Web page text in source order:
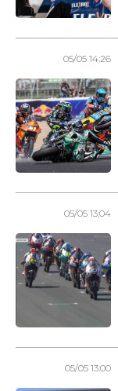
05/05 14:26
05/05 13:04
05/05 13:00